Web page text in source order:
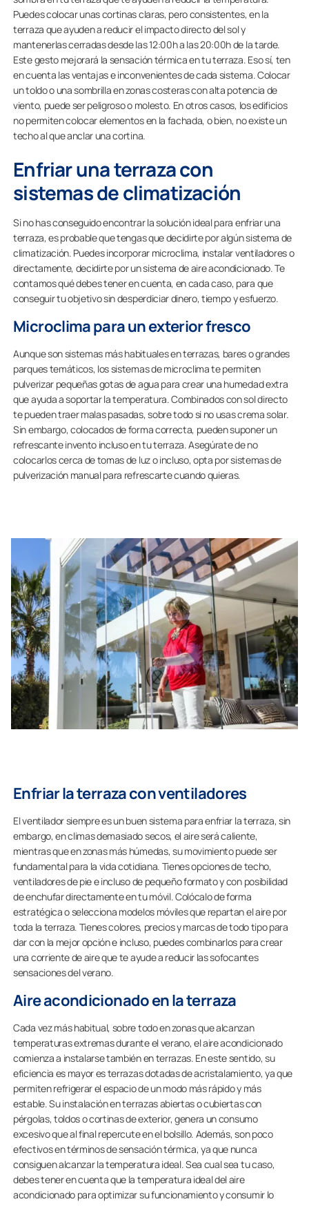
Puedes colocar unas cortinas claras, pero consistentes, en la
terraza que ayuden a reducir el impacto directo del sol y
mantenerlas cerradas desde las 12:00h a las 20:00h de la tarde.
Este gesto mejorará la sensación térmica en tu terraza. Eso sí, ten
en cuenta las ventajas e inconvenientes de cada sistema. Colocar
un toldo o una sombrilla en zonas costeras con alta potencia de
viento, puede ser peligroso o molesto. En otros casos, los edificios
no permiten colocar elementos en la fachada, o bien, no existe un
techo al que anclar una cortina.
Enfriar una terraza con
sistemas de climatización
Si no has conseguido encontrar la solución ideal para enfriar una
terraza, es probable que tengas que decidirte por algún sistema de
climatización. Puedes incorporar microclima, instalar ventiladores o
directamente, decidirte por un sistema de aire acondicionado. Te
contamos qué debes tener en cuenta, en cada caso, para que
conseguir tu objetivo sin desperdiciar dinero, tiempo y esfuerzo.
Microclima para un exterior fresco
Aunque son sistemas más habituales en terrazas, bares o grandes
parques temáticos, los sistemas de microclima te permiten
pulverizar pequeñas gotas de agua para crear una humedad extra
que ayuda a soportar la temperatura. Combinados con sol directo
te pueden traer malas pasadas, sobre todo si no usas crema solar.
Sin embargo, colocados de forma correcta, pueden suponer un
refrescante invento incluso en tu terraza. Asegúrate de no
colocarlos cerca de tomas de luz o incluso, opta por sistemas de
pulverización manual para refrescarte cuando quieras.
Enfriar la terraza con ventiladores
El ventilador siempre es un buen sistema para enfriar la terraza, sin
embargo, en climas demasiado secos, el aire será caliente,
mientras que en zonas más húmedas, su movimiento puede ser
fundamental para la vida cotidiana. Tienes opciones de techo,
ventiladores de pie e incluso de pequeño formato y con posibilidad
de enchufar directamente en tu móvil. Colócalo de forma
estratégica o selecciona modelos móviles que repartan el aire por
toda la terraza. Tienes colores, precios y marcas de todo tipo para
dar con la mejor opción e incluso, puedes combinarlos para crear
una corriente de aire que te ayude a reducir las sofocantes
sensaciones del verano.
Aire acondicionado en la terraza
Cada vez más habitual, sobre todo en zonas que alcanzan
temperaturas extremas durante el verano, el aire acondicionado
comienza a instalarse también en terrazas. En este sentido, su
eficiencia es mayor es terrazas dotadas de acristalamiento, ya que
permiten refrigerar el espacio de un modo más rápido y más
estable. Su instalación en terrazas abiertas o cubiertas con
pérgolas, toldos o cortinas de exterior, genera un consumo
excesivo que al final repercute en el bolsillo. Además, son poco
efectivos en términos de sensación térmica, ya que nunca
consiguen alcanzar la temperatura ideal. Sea cual sea tu caso,
debes tener en cuenta que la temperatura ideal del aire
acondicionado para optimizar su funcionamiento y consumir lo